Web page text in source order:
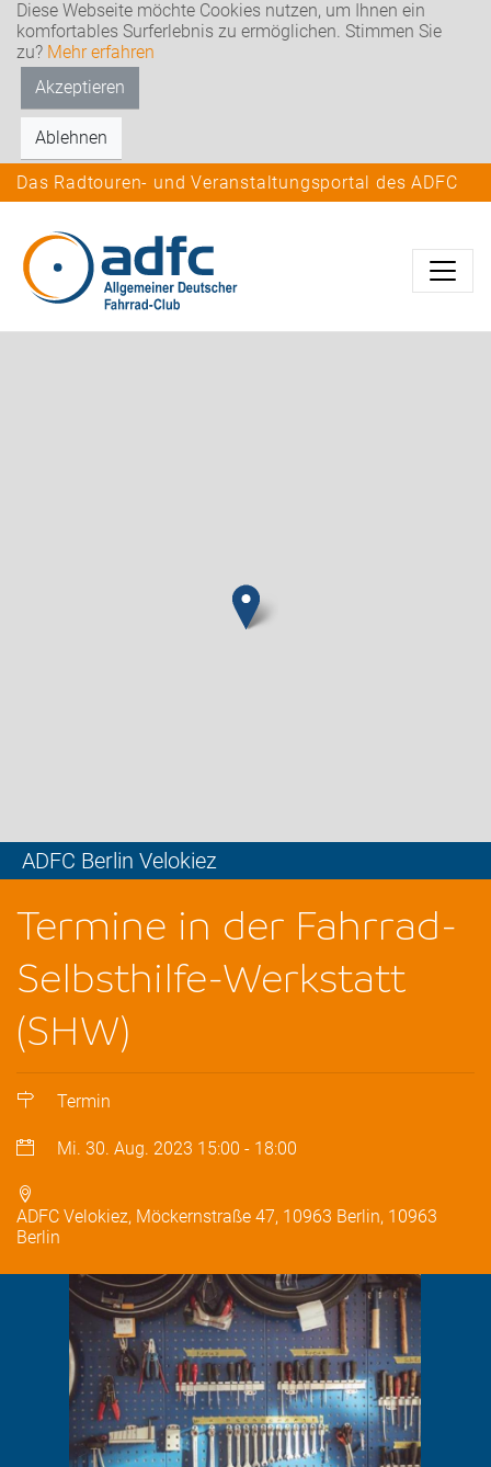
Diese Webseite möchte Cookies nutzen, um Ihnen ein
komfortables Surferlebnis zu ermöglichen. Stimmen Sie
zu? Mehr erfahren
Akzeptieren
Ablehnen
Das Radtouren- und Veranstaltungsportal des ADFC
ADFC Berlin Velokiez
Termine in der Fahrrad-
Selbsthilfe-Werkstatt
(SHW)
Termin
Mi. 30. Aug. 2023 15:00 - 18:00
ADFC Velokiez, Möckernstraße 47, 10963 Berlin, 10963
Berlin